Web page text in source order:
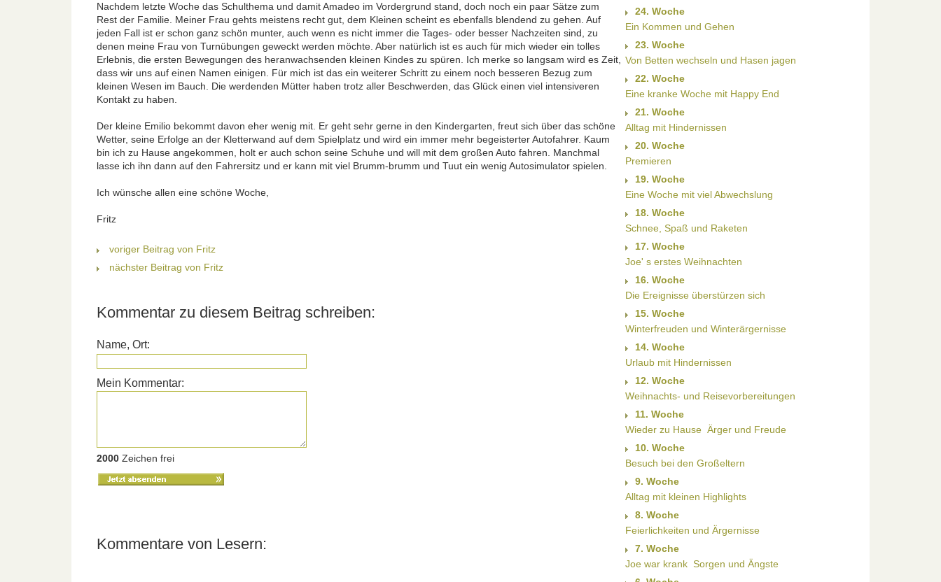
Nachdem letzte Woche das Schulthema und damit Amadeo im Vordergrund stand, doch noch ein paar Sätze zum
Rest der Familie. Meiner Frau gehts meistens recht gut, dem Kleinen scheint es ebenfalls blendend zu gehen. Auf
jeden Fall ist er schon ganz schön munter, auch wenn es nicht immer die Tages- oder besser Nachzeiten sind, zu
denen meine Frau von Turnübungen geweckt werden möchte. Aber natürlich ist es auch für mich wieder ein tolles
Erlebnis, die ersten Bewegungen des heranwachsenden kleinen Kindes zu spüren. Ich merke so langsam wird es Zeit,
dass wir uns auf einen Namen einigen. Für mich ist das ein weiterer Schritt zu einem noch besseren Bezug zum
kleinen Wesen im Bauch. Die werdenden Mütter haben trotz aller Beschwerden, das Glück einen viel intensiveren
Kontakt zu haben.
Der kleine Emilio bekommt davon eher wenig mit. Er geht sehr gerne in den Kindergarten, freut sich über das schöne
Wetter, seine Erfolge an der Kletterwand auf dem Spielplatz und wird ein immer mehr begeisterter Autofahrer. Kaum
bin ich zu Hause angekommen, holt er auch schon seine Schuhe und will mit dem großen Auto fahren. Manchmal
lasse ich ihn dann auf den Fahrersitz und er kann mit viel Brumm-brumm und Tuut ein wenig Autosimulator spielen.
Ich wünsche allen eine schöne Woche,
Fritz
voriger Beitrag von Fritz
nächster Beitrag von Fritz
Kommentar zu diesem Beitrag schreiben:
Name, Ort:
Mein Kommentar:
2000Zeichen frei
Kommentare von Lesern:
24. Woche
Ein Kommen und Gehen
23. Woche
Von Betten wechseln und Hasen jagen
22. Woche
Eine kranke Woche mit Happy End
21. Woche
Alltag mit Hindernissen
20. Woche
Premieren
19. Woche
Eine Woche mit viel Abwechslung
18. Woche
Schnee, Spaß und Raketen
17. Woche
Joe' s erstes Weihnachten
16. Woche
Die Ereignisse überstürzen sich
15. Woche
Winterfreuden und Winterärgernisse
14. Woche
Urlaub mit Hindernissen
12. Woche
Weihnachts- und Reisevorbereitungen
11. Woche
Wieder zu Hause  Ärger und Freude
10. Woche
Besuch bei den Großeltern
9. Woche
Alltag mit kleinen Highlights
8. Woche
Feierlichkeiten und Ärgernisse
7. Woche
Joe war krank  Sorgen und Ängste